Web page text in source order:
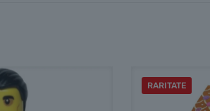
RARITATE